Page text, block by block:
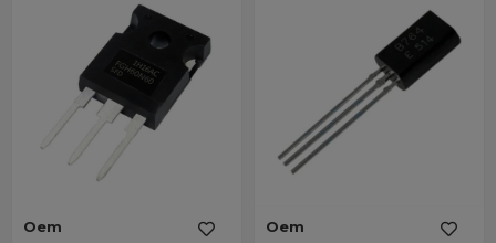
Oem Oem